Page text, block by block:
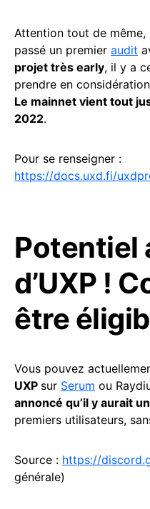
Attention tout de
passé un premier audit
projet très early, il y a
prendre en
Le mainnet vient tout
2022.
Pour se renseigner :
https://docs.uxd.fi/
Potentiel
d’UXP !
être
Vous pouvez
UXP sur Serum ou
annoncé qu’il y aurait un
premiers utilisateurs,
Source : https://
générale)